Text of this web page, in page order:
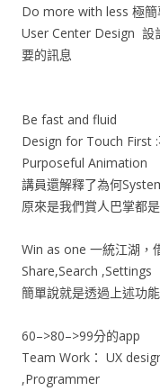
Do more with less 極簡
User Center Design 設
要的訊息
Be fast and fluid
Design for Touch First
Purposeful Animation
講員還解釋了為何
原來是我們賞人巴掌都
Win as one 一統江湖，
Share,Search ,Settings
簡單說就是透過上述功
60–>80–>99分的app
Team Work： UX
,Programmer